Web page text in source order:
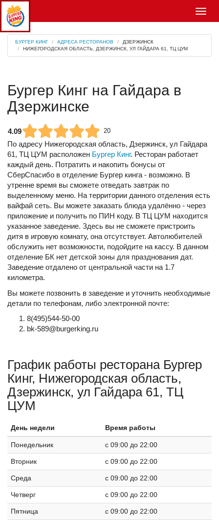
Меню
БУРГЕР КИНГ АДРЕСА РЕСТОРАНОВ
ДЗЕРЖИНСК
НИЖЕГОРОДСКАЯ ОБЛАСТЬ, ДЗЕРЖИНСК, УЛ ГАЙДАРА 61, ТЦ ЦУМ
Бургер Кинг на Гайдара в
Дзержинске
4.09 20
По адресу Нижегородская область, Дзержинск, ул Гайдара
61, ТЦ ЦУМ расположен Бургер Кинг. Ресторан работает
каждый день. Потратить и накопить бонусы от
СберСпасибо в отделение Бургер кинга - возможно. В
утренне время вы сможете отведать завтрак по
выделенному меню. На территории данного отделения есть
вайфай сеть. Вы можете заказать блюда удалённо - через
приложение и получить по ПИН коду. В ТЦ ЦУМ находится
указанное заведение. Здесь вы не сможете пристроить
дитя в игровую комнату, она отсутствует. Автолюбителей
обслужить нет возможности, подойдите на кассу. В данном
отделение БК нет детской зоны для празднования дат.
Заведение отдалено от центральной части на 1.7
километра.
Вы можете позвонить в заведение и уточнить необходимые
детали по телефонам, либо электронной почте:
8(495)544-50-00
bk-589@burgerking.ru
График работы ресторана Бургер
Кинг, Нижегородская область,
Дзержинск, ул Гайдара 61, ТЦ
ЦУМ
День недели Время работы
Понедельник c 09:00 до 22:00
Вторник c 09:00 до 22:00
Среда c 09:00 до 22:00
Четверг c 09:00 до 22:00
Пятница c 09:00 до 22:00